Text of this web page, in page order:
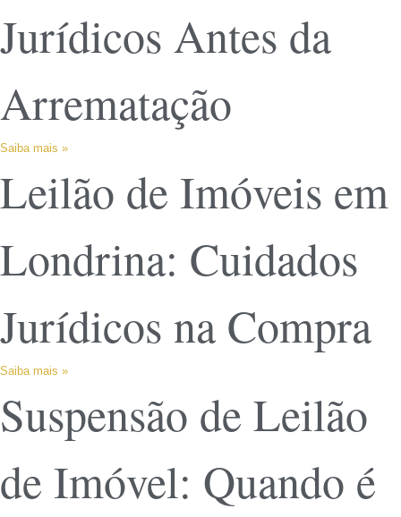
Jurídicos Antes da
Arrematação
Saiba mais »
Leilão de Imóveis em
Londrina: Cuidados
Jurídicos na Compra
Saiba mais »
Suspensão de Leilão
de Imóvel: Quando é